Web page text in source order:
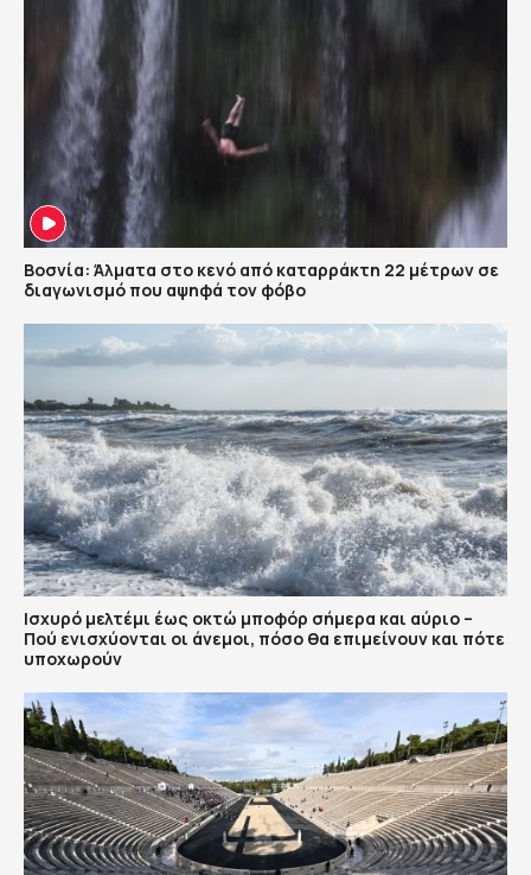
Βοσνία: Άλματα στο κενό από καταρράκτη 22 μέτρων σε
διαγωνισμό που αψηφά τον φόβο
Ισχυρό μελτέμι έως οκτώ μποφόρ σήμερα και αύριο –
Πού ενισχύονται οι άνεμοι, πόσο θα επιμείνουν και πότε
υποχωρούν